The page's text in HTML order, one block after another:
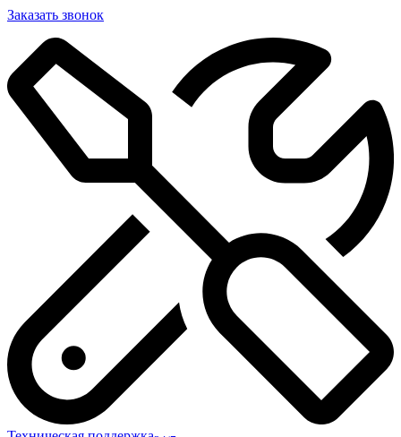
Заказать звонок